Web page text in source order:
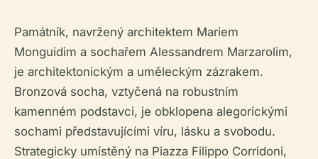
Památník, navržený architektem Mariem
Monguidim a sochařem Alessandrem Marzarolim,
je architektonickým a uměleckým zázrakem.
Bronzová socha, vztyčená na robustním
kamenném podstavci, je obklopena alegorickými
sochami představujícími víru, lásku a svobodu.
Strategicky umístěný na Piazza Filippo Corridoni,